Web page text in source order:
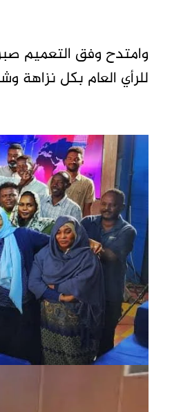
وامتدح وفق التعميم
للرأي العام بكل نزاهة